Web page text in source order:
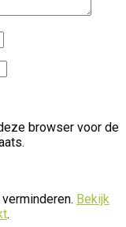
browser voor de
Bekijk
.